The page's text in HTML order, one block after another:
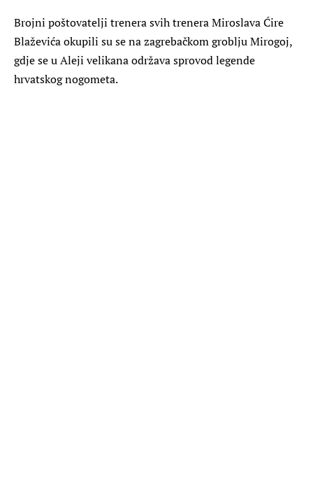
Brojni poštovatelji trenera svih trenera Miroslava Ćire
Blaževića okupili su se na zagrebačkom groblju Mirogoj,
gdje se u Aleji velikana održava sprovod legende
hrvatskog nogometa.